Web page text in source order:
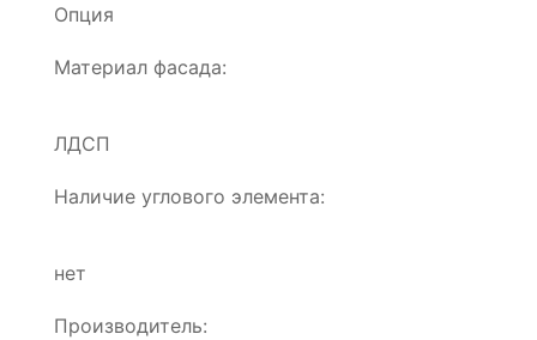
Опция
Материал фасада:
ЛДСП
Наличие углового элемента:
нет
Производитель: